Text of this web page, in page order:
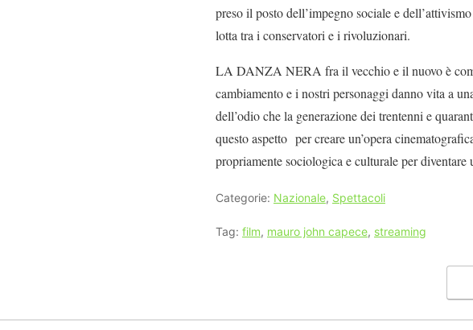
preso il posto dell’impegno sociale e
lotta tra i conservatori e i rivoluzionari.
LA DANZA NERA fra il vecchio e il nuovo è
cambiamento e i nostri personaggi danno vita a
dell’odio che la generazione dei trentenni e
questo aspetto per creare un’opera
propriamente sociologica e culturale per
Categorie: Nazionale, Spettacoli
Tag: film, mauro john capece, streaming